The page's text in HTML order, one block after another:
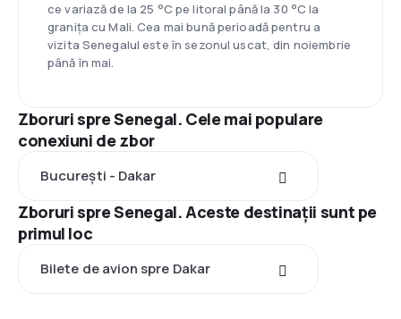
ce variază de la 25 °C pe litoral până la 30 °C la
granița cu Mali. Cea mai bună perioadă pentru a
vizita Senegalul este în sezonul uscat, din noiembrie
până în mai.
Zboruri spre Senegal. Cele mai populare
conexiuni de zbor
București - Dakar
Zboruri spre Senegal. Aceste destinații sunt pe
primul loc
Bilete de avion spre Dakar